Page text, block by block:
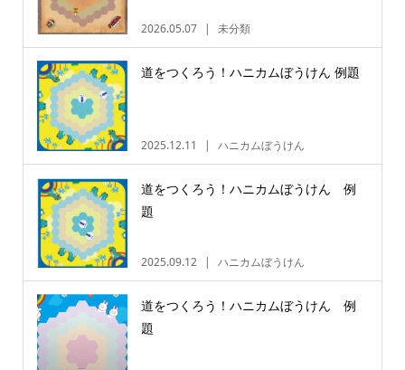
2026.05.07 未分類
道をつくろう！ハニカムぼうけん 例題
2025.12.11 ハニカムぼうけん
道をつくろう！ハニカムぼうけん 例
題
2025.09.12 ハニカムぼうけん
道をつくろう！ハニカムぼうけん 例
題